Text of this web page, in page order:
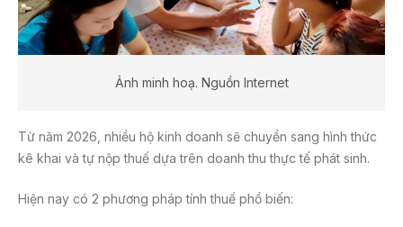
Ảnh minh hoạ. Nguồn Internet
Từ năm 2026, nhiều hộ kinh doanh sẽ chuyển sang hình thức
kê khai và tự nộp thuế dựa trên doanh thu thực tế phát sinh.
Hiện nay có 2 phương pháp tính thuế phổ biến: